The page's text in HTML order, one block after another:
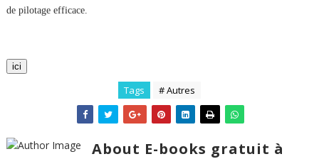
de pilotage efficace.
ici
Tags # Autres
About E-books gratuit à